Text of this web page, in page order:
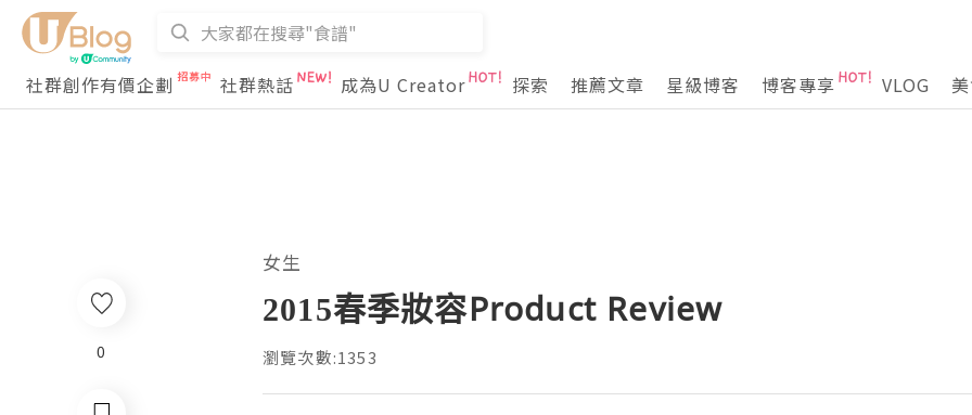
社群創作有價企劃
社群熱話 成為U Creator 探索 推薦文章 星級博客 博客專享 VLOG
0
女生
2015春季妝容Product Review
瀏覽次數:1353